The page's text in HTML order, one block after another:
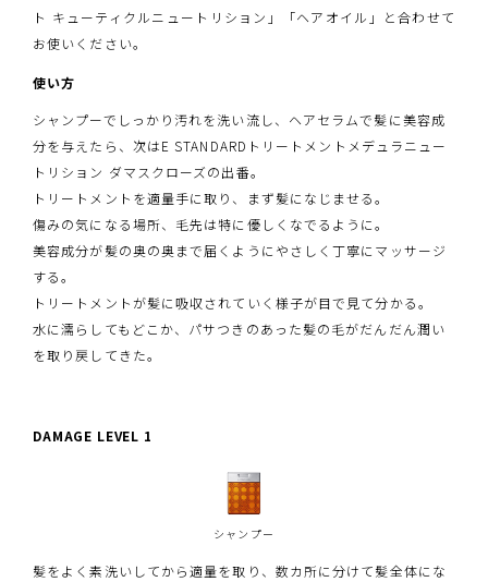
ト キューティクルニュートリション」「ヘアオイル」と合わせて
お使いください。
使い方
シャンプーでしっかり汚れを洗い流し、ヘアセラムで髪に美容成
分を与えたら、次はE STANDARDトリートメントメデュラニュー
トリション ダマスクローズの出番。
トリートメントを適量手に取り、まず髪になじませる。
傷みの気になる場所、毛先は特に優しくなでるように。
美容成分が髪の奥の奥まで届くようにやさしく丁寧にマッサージ
する。
トリートメントが髪に吸収されていく様子が目で見て分かる。
水に濡らしてもどこか、パサつきのあった髪の毛がだんだん潤い
を取り戻してきた。
DAMAGE LEVEL 1
シャンプー
髪をよく素洗いしてから適量を取り、数カ所に分けて髪全体にな